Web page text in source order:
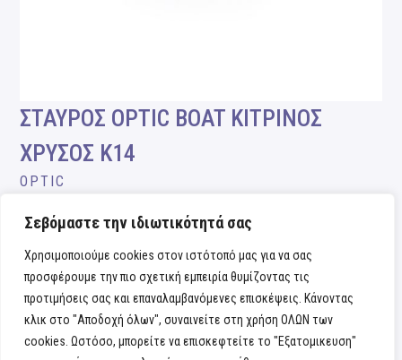
Σεβόμαστε την ιδιωτικότητά σας
Χρησιμοποιούμε cookies στον ιστότοπό μας για να σας
προσφέρουμε την πιο σχετική εμπειρία θυμίζοντας τις
προτιμήσεις σας και επαναλαμβανόμενες επισκέψεις. Κάνοντας
κλικ στο "Αποδοχή όλων", συναινείτε στη χρήση ΟΛΩΝ των
cookies. Ωστόσο, μπορείτε να επισκεφτείτε το "Εξατομικευση"
ΣΤΑΥΡΟΣ OPTIC BOAT ΚΙΤΡΙΝΟΣ
ΧΡΥΣΟΣ Κ14
OPTIC